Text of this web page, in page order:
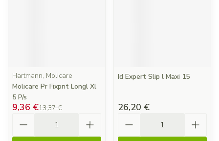
Hartmann, Molicare
Molicare Pr Fixpnt Longl Xl
5 P/s
13,37 €
9,36 €
Id Expert Slip l Maxi 15
26,20 €